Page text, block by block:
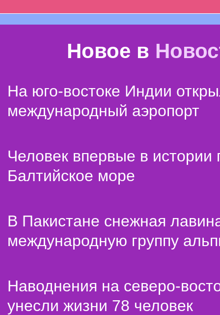
Новое в
На юго-востоке Индии
международный аэропорт
Человек впервые в истории
Балтийское море
В Пакистане снежная
международную группу
Наводнения на северо-
унесли жизни 78 человек